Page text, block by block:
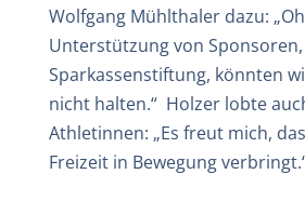
Wolfgang Mühlthaler dazu:
Unterstützung von
Sparkassenstiftung, könnten
nicht halten.“ Holzer lobte
Athletinnen: „Es freut mich,
Freizeit in Bewegung